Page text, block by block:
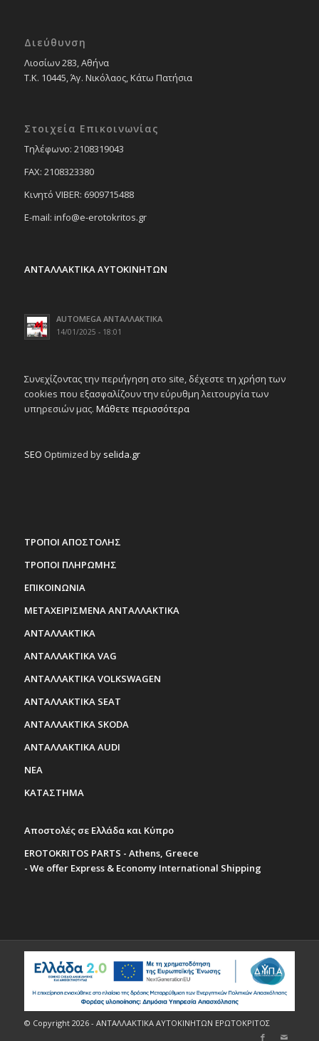
Διεύθυνση
Λιοσίων 283, Αθήνα
Τ.Κ. 10445, Άγ. Νικόλαος, Κάτω Πατήσια
Στοιχεία Επικοινωνίας
Tηλέφωνο: 2108319043
FAX: 2108323380
Κινητό VIBER: 6909715488
E-mail: info@e-erotokritos.gr
ΑΝΤΑΛΛΑΚΤΙΚΑ ΑΥΤΟΚΙΝΗΤΩΝ
AUTOMEGA ΑΝΤΑΛΛΑΚΤΙΚΑ
14/01/2025 - 18:01
Συνεχίζοντας την περιήγηση στο site, δέχεστε τη χρήση των
cookies που εξασφαλίζουν την εύρυθμη λειτουργία των
υπηρεσιών μας. Μάθετε περισσότερα
SEO Optimized by selida.gr
ΤΡΟΠΟΙ ΑΠΟΣΤΟΛΗΣ
ΤΡΟΠΟΙ ΠΛΗΡΩΜΗΣ
ΕΠΙΚΟΙΝΩΝΙΑ
ΜΕΤΑΧΕΙΡΙΣΜΕΝΑ ΑΝΤΑΛΛΑΚΤΙΚΑ
ΑΝΤΑΛΛΑΚΤΙΚΑ
ΑΝΤΑΛΛΑΚΤΙΚΑ VAG
ΑΝΤΑΛΛΑΚΤΙΚΑ VOLKSWAGEN
ΑΝΤΑΛΛΑΚΤΙΚΑ SEAT
ΑΝΤΑΛΛΑΚΤΙΚΑ SKODA
ΑΝΤΑΛΛΑΚΤΙΚΑ AUDI
ΝΕΑ
ΚΑΤΑΣΤΗΜΑ
Αποστολές σε Ελλάδα και Κύπρο
EROTOKRITOS PARTS - Athens, Greece
- We offer Express & Economy International Shipping
© Copyright 2026 - ΑΝΤΑΛΛΑΚΤΙΚΑ ΑΥΤΟΚΙΝΗΤΩΝ ΕΡΩΤΟΚΡΙΤΟΣ